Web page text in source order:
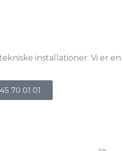
installationer. Vi er
70 01 01